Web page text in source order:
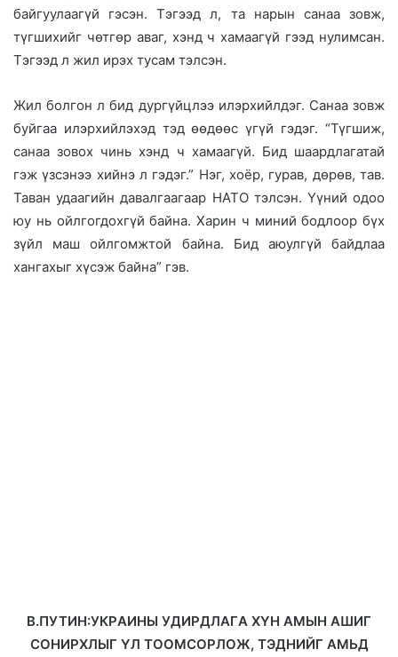
байгуулаагүй гэсэн. Тэгээд л, та нарын санаа зовж,
түгшихийг чөтгөр аваг, хэнд ч хамаагүй гээд нулимсан.
Тэгээд л жил ирэх тусам тэлсэн.
Жил болгон л бид дургүйцлээ илэрхийлдэг. Санаа зовж
буйгаа илэрхийлэхэд тэд өөдөөс үгүй гэдэг. “Түгшиж,
санаа зовох чинь хэнд ч хамаагүй. Бид шаардлагатай
гэж үзсэнээ хийнэ л гэдэг.” Нэг, хоёр, гурав, дөрөв, тав.
Таван удаагийн давалгаагаар НАТО тэлсэн. Үүний одоо
юу нь ойлгогдохгүй байна. Харин ч миний бодлоор бүх
зүйл маш ойлгомжтой байна. Бид аюулгүй байдлаа
хангахыг хүсэж байна” гэв.
В.ПУТИН:УКPАИHЫ УДИPДЛAГA ХҮH AMЫH AШИГ
CОHИPХЛЫГ YЛ TООMCОPЛОЖ, TЭДHИЙГ AMЬД